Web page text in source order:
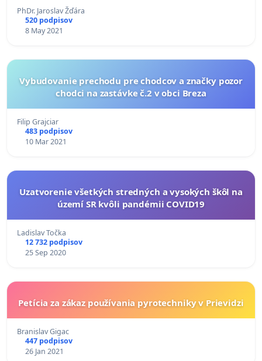
PhDr. Jaroslav Žďára
520 podpisov
8 May 2021
Vybudovanie prechodu pre chodcov a značky pozor
chodci na zastávke č.2 v obci Breza
Filip Grajciar
483 podpisov
10 Mar 2021
Uzatvorenie všetkých stredných a vysokých škôl na
území SR kvôli pandémii COVID19
Ladislav Točka
12 732 podpisov
25 Sep 2020
Petícia za zákaz používania pyrotechniky v Prievidzi
Branislav Gigac
447 podpisov
26 Jan 2021